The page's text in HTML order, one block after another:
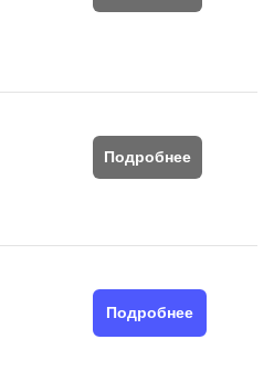
Подробнее
Подробнее